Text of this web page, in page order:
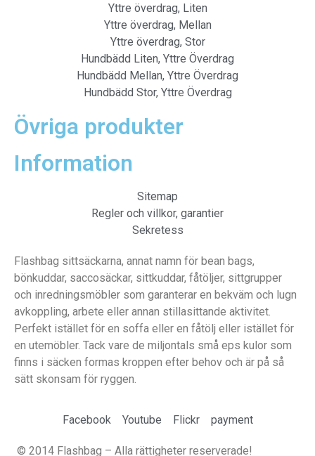
Yttre överdrag, Liten
Yttre överdrag, Mellan
Yttre överdrag, Stor
Hundbädd Liten, Yttre Överdrag
Hundbädd Mellan, Yttre Överdrag
Hundbädd Stor, Yttre Överdrag
Övriga produkter
Information
Sitemap
Regler och villkor, garantier
Sekretess
Flashbag sittsäckarna, annat namn för bean bags,
bönkuddar, saccosäckar, sittkuddar, fåtöljer, sittgrupper
och inredningsmöbler som garanterar en bekväm och lugn
avkoppling, arbete eller annan stillasittande aktivitet.
Perfekt istället för en soffa eller en fåtölj eller istället för
en utemöbler. Tack vare de miljontals små eps kulor som
finns i säcken formas kroppen efter behov och är på så
sätt skonsam för ryggen.
Facebook Youtube Flickr payment
© 2014 Flashbag – Alla rättigheter reserverade!